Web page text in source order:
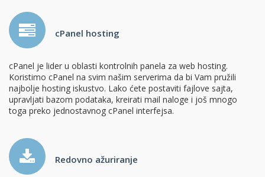
cPanel hosting
cPanel je lider u oblasti kontrolnih panela za web hosting.
Koristimo cPanel na svim našim serverima da bi Vam pružili
najbolje hosting iskustvo. Lako ćete postaviti fajlove sajta,
upravljati bazom podataka, kreirati mail naloge i još mnogo
toga preko jednostavnog cPanel interfejsa.
Redovno ažuriranje